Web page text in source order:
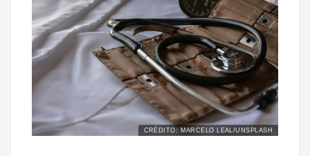
CRÉDITO: MARCELO LEAL/UNSPLASH